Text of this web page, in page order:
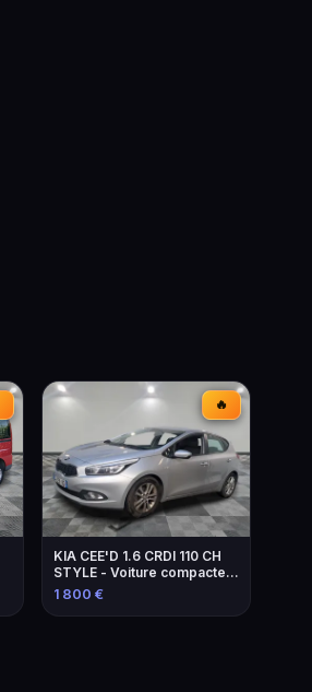
🔥
KIA CEE'D 1.6 CRDI 110 CH
STYLE - Voiture compacte
fiable
1 800 €